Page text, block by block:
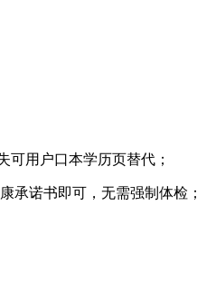
可用户口本学历页替代；
承诺书即可，无需强制体检；